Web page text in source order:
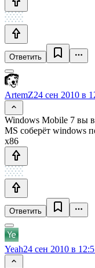
Ответить
ArtemZ24 сен 2010 в
Windows Mobile 7 вы
MS соберёт windows
x86
Ответить
Yeah24 сен 2010 в